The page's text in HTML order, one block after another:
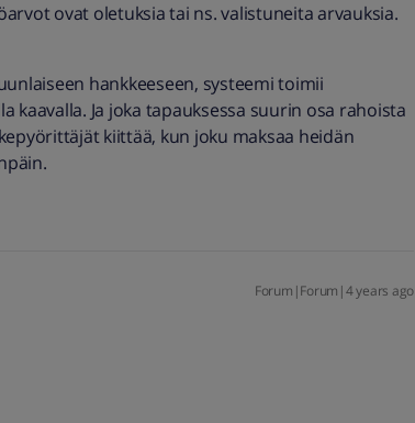
ovat oletuksia tai ns. valistuneita arvauksia.
hankkeeseen, systeemi toimii
kaavalla. Ja joka tapauksessa suurin osa rahoista
kiittää, kun joku maksaa heidän
Forum|Forum|4 years ago